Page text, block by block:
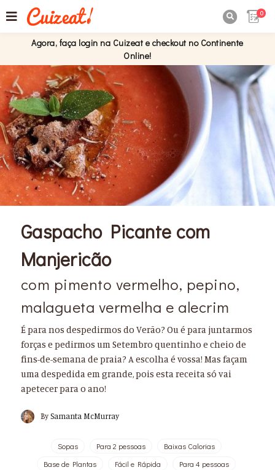
0
Agora, faça login na Cuizeat e checkout no Continente
Online!
Gaspacho Picante com
Manjericão
com pimento vermelho, pepino,
malagueta vermelha e alecrim
É para nos despedirmos do Verão? Ou é para juntarmos
forças e pedirmos um Setembro quentinho e cheio de
fins-de-semana de praia? A escolha é vossa! Mas façam
uma despedida em grande, pois esta receita só vai
apetecer para o ano!
By Samanta McMurray
Sopas Para 2 pessoas
Baixas Calorias
Base de Plantas
Fácil e Rápida
Para 4 pessoas